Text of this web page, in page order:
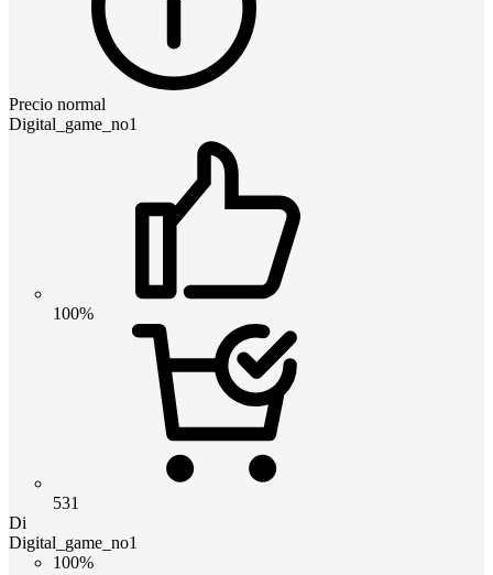
Precio normal
Digital_game_no1
100%
531
Di
Digital_game_no1
100%